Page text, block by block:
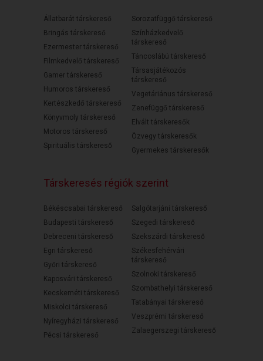
Állatbarát társkereső
Bringás társkereső
Ezermester társkereső
Filmkedvelő társkereső
Gamer társkereső
Humoros társkereső
Kertészkedő társkereső
Könyvmoly társkereső
Motoros társkereső
Spirituális társkereső
Sorozatfüggő társkereső
Színházkedvelő
társkereső
Táncoslábú társkereső
Társasjátékozós
társkereső
Vegetáriánus társkereső
Zenefüggő társkereső
Elvált társkeresők
Özvegy társkeresők
Gyermekes társkeresők
Társkeresés régiók szerint
Békéscsabai társkereső
Budapesti társkereső
Debreceni társkereső
Egri társkereső
Győri társkereső
Kaposvári társkereső
Kecskeméti társkereső
Miskolci társkereső
Nyíregyházi társkereső
Pécsi társkereső
Salgótarjáni társkereső
Szegedi társkereső
Szekszárdi társkereső
Székesfehérvári
társkereső
Szolnoki társkereső
Szombathelyi társkereső
Tatabányai társkereső
Veszprémi társkereső
Zalaegerszegi társkereső